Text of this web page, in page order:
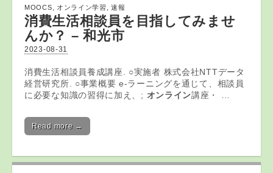
MOOCS オンライン学習 ,速報
消費生活相談員を目指してみませ
んか？ – 和光市
2023-08-31
消費生活相談員養成講座. ○実施者 株式会社NTTデータ
経営研究所. ○事業概要 e-ラーニングを通じて、相談員
に必要な知識の習得に加え、; オンライン講座・ …
Read more →